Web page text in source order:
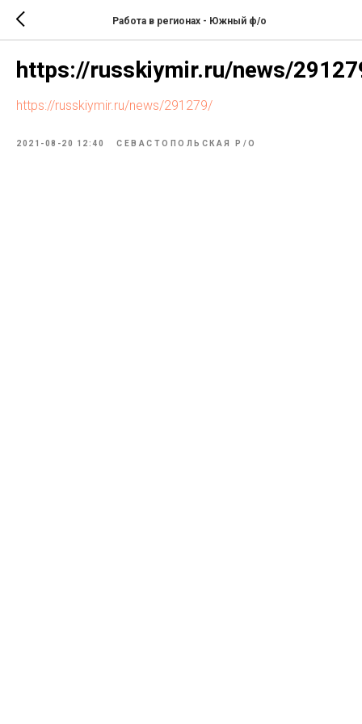
Работа в регионах - Южный ф/о
https://russkiymir.ru/news/
https://russkiymir.ru/news/291279/
2021-08-20 12:40 СЕВАСТОПОЛЬСКАЯ Р/О